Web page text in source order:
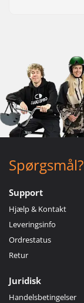
Spørgsmål?
Support
Hjælp & Kontakt
Leveringsinfo
Ordrestatus
Retur
Juridisk
Handelsbetingelser